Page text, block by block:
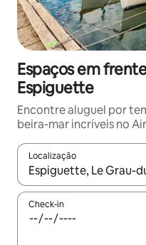
Espaços em
Espiguette
Encontre aluguel por
beira-mar incríveis no
Localização
Quando os resultados
Check-in